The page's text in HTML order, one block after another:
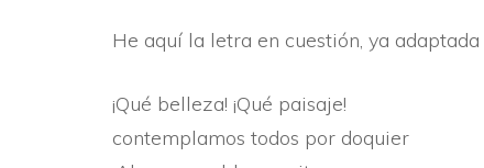
He aquí­ la letra en cuestión, ya
¡Qué belleza! ¡Qué paisaje!
contemplamos todos por doquier